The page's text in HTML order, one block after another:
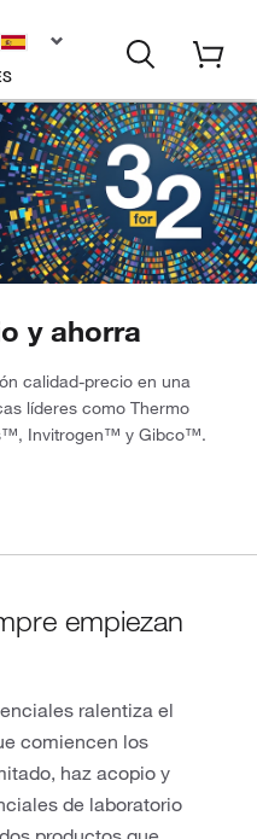
y ahorra
calidad-precio en una
líderes como Thermo
Invitrogen™ y Gibco™.
empiezan
ralentiza el
comiencen los
haz acopio y
de laboratorio